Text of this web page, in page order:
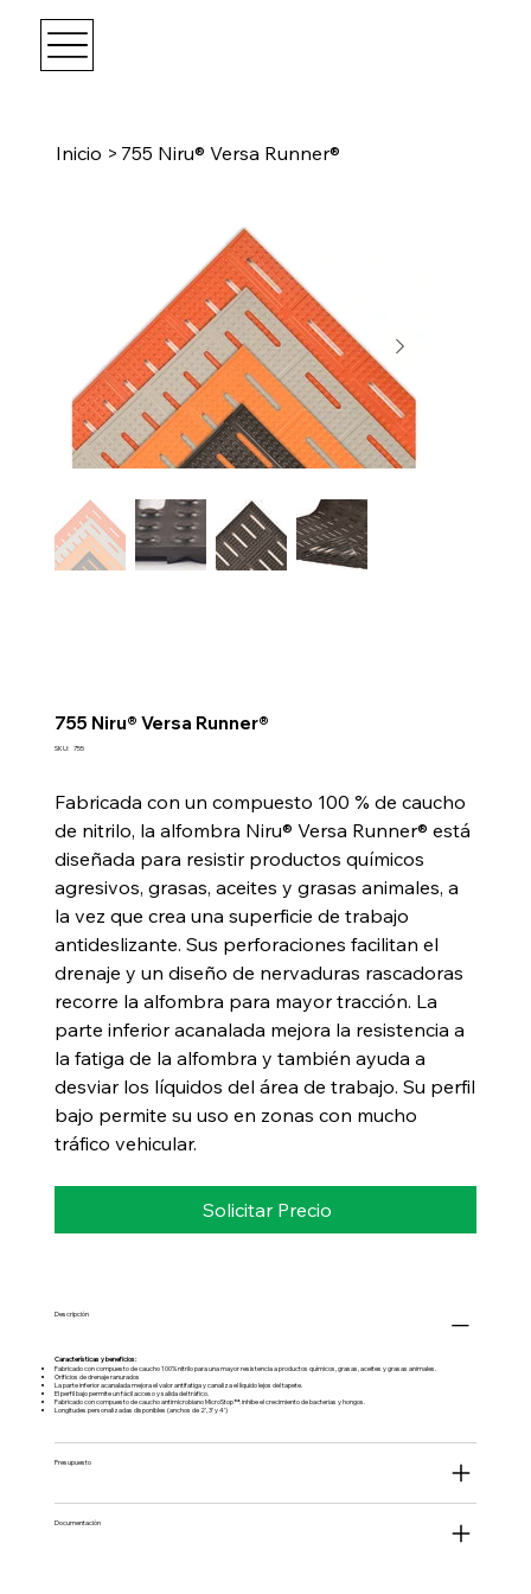
Inicio > 755 Niru® Versa Runner®
755 Niru® Versa Runner®
SKU: SKU
755
Fabricada con un compuesto 100 % de caucho
de nitrilo, la alfombra Niru® Versa Runner® está
diseñada para resistir productos químicos
agresivos, grasas, aceites y grasas animales, a
la vez que crea una superficie de trabajo
antideslizante. Sus perforaciones facilitan el
drenaje y un diseño de nervaduras rascadoras
recorre la alfombra para mayor tracción. La
parte inferior acanalada mejora la resistencia a
la fatiga de la alfombra y también ayuda a
desviar los líquidos del área de trabajo. Su perfil
bajo permite su uso en zonas con mucho
tráfico vehicular.
Solicitar Precio
Descripción
Características y beneficios:
Fabricado con compuesto de caucho 100% nitrilo para una mayor resistencia a productos químicos, grasas, aceites y grasas animales.
Orificios de drenaje ranurados
La parte inferior acanalada mejora el valor antifatiga y canaliza el líquido lejos del tapete.
El perfil bajo permite un fácil acceso y salida del tráfico.
Fabricado con compuesto de caucho antimicrobiano MicroStop™: inhibe el crecimiento de bacterias y hongos.
Longitudes personalizadas disponibles (anchos de 2', 3' y 4')
Presupuesto
Documentación